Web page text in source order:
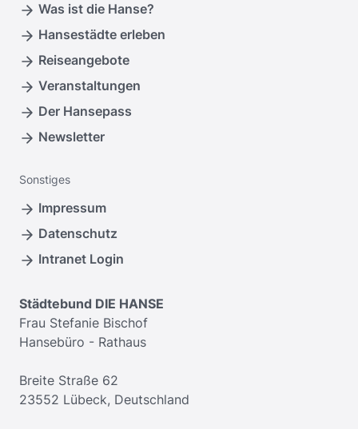
Was ist die Hanse?
Hansestädte erleben
Reiseangebote
Veranstaltungen
Der Hansepass
Newsletter
Sonstiges
Impressum
Datenschutz
Intranet Login
Städtebund DIE HANSE
Frau Stefanie Bischof
Hansebüro - Rathaus
Breite Straße 62
23552 Lübeck, Deutschland